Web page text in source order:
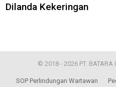
Dilanda Kekeringan
© 2018 - 2026 PT. BATARA
SOP Perlindungan Wartawan